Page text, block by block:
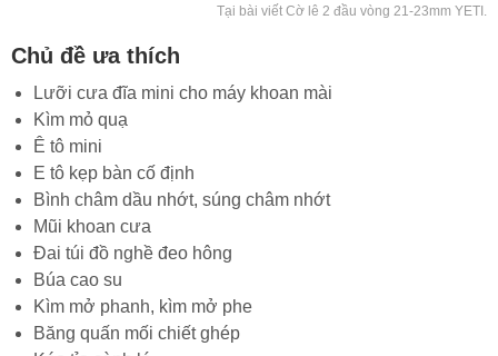
Tại bài viết Cờ lê 2 đầu vòng 21-23mm YETI.
Chủ đề ưa thích
Lưỡi cưa đĩa mini cho máy khoan mài
Kìm mỏ quạ
Ê tô mini
E tô kẹp bàn cố định
Bình châm dầu nhớt, súng châm nhớt
Mũi khoan cưa
Đai túi đồ nghề đeo hông
Búa cao su
Kìm mở phanh, kìm mở phe
Băng quấn mối chiết ghép